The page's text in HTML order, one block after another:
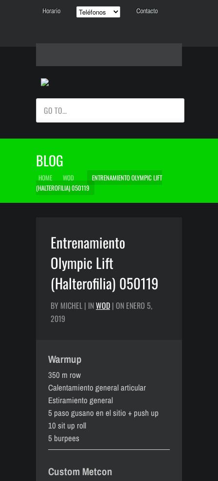
Horario Contacto
GO TO...
BLOG
HOME WOD
ENTRENAMIENTO OLYMPIC LIFT
(HALTEROFILIA) 050119
Entrenamiento
Olympic Lift
(Halterofilia) 050119
BY MICHEL | INWOD | ON ENERO 5,
2019
Warmup
350 m row
Calentamiento general articular
Estiramiento general
5 paso gusano en el sitio + push up
10 sit up roll
5 burpees
Custom Metcon